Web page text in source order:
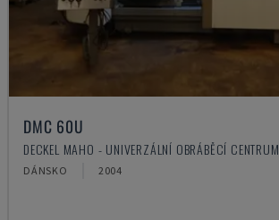
DMC 60U
DECKEL MAHO - UNIVERZÁLNÍ OBRÁBĚCÍ CENTRUM
DÁNSKO 2004